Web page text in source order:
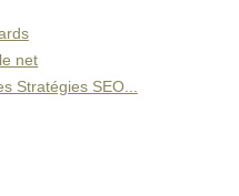
net
Stratégies SEO...